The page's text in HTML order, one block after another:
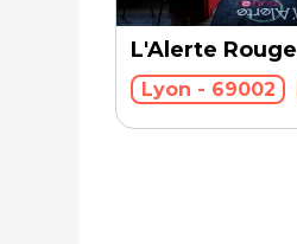
L'Alerte Rouge
Lyon - 69002